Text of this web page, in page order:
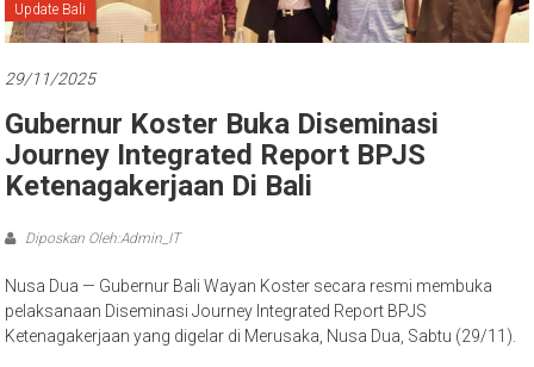
Bali
Update Bali
29/11/2025
Gubernur Koster Buka Diseminasi
Journey Integrated Report BPJS
Ketenagakerjaan Di Bali
Diposkan Oleh:Admin_IT
Nusa Dua — Gubernur Bali Wayan Koster secara resmi membuka
pelaksanaan Diseminasi Journey Integrated Report BPJS
Ketenagakerjaan yang digelar di Merusaka, Nusa Dua, Sabtu (29/11).